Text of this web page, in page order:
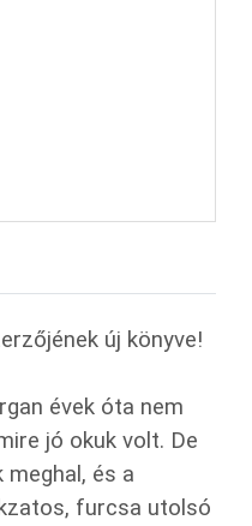
új könyve!
évek óta nem
jó okuk volt. De
meghal, és a
furcsa utolsó